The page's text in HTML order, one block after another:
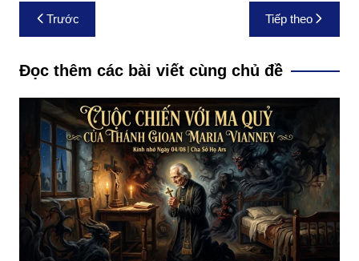
Điều
hướng
bài
viết
Trước Tiếp theo
Đọc thêm các bài viết cùng chủ đề